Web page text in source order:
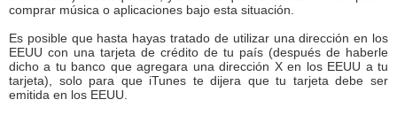
comprar música o aplicaciones bajo esta situación.
Es posible que hasta hayas tratado de utilizar una dirección en los
EEUU con una tarjeta de crédito de tu país (después de haberle
dicho a tu banco que agregara una dirección X en los EEUU a tu
tarjeta), solo para que iTunes te dijera que tu tarjeta debe ser
emitida en los EEUU.